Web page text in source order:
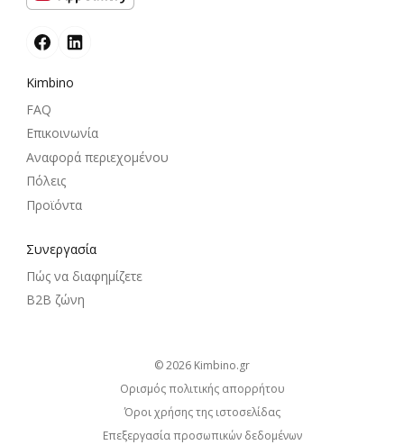
Kimbino
FAQ
Επικοινωνία
Αναφορά περιεχομένου
Πόλεις
Προϊόντα
Συνεργασία
Πώς να διαφημίζετε
B2B ζώνη
© 2026
kimbino.gr
Ορισμός πολιτικής απορρήτου
Όροι χρήσης της ιστοσελίδας
Επεξεργασία προσωπικών δεδομένων